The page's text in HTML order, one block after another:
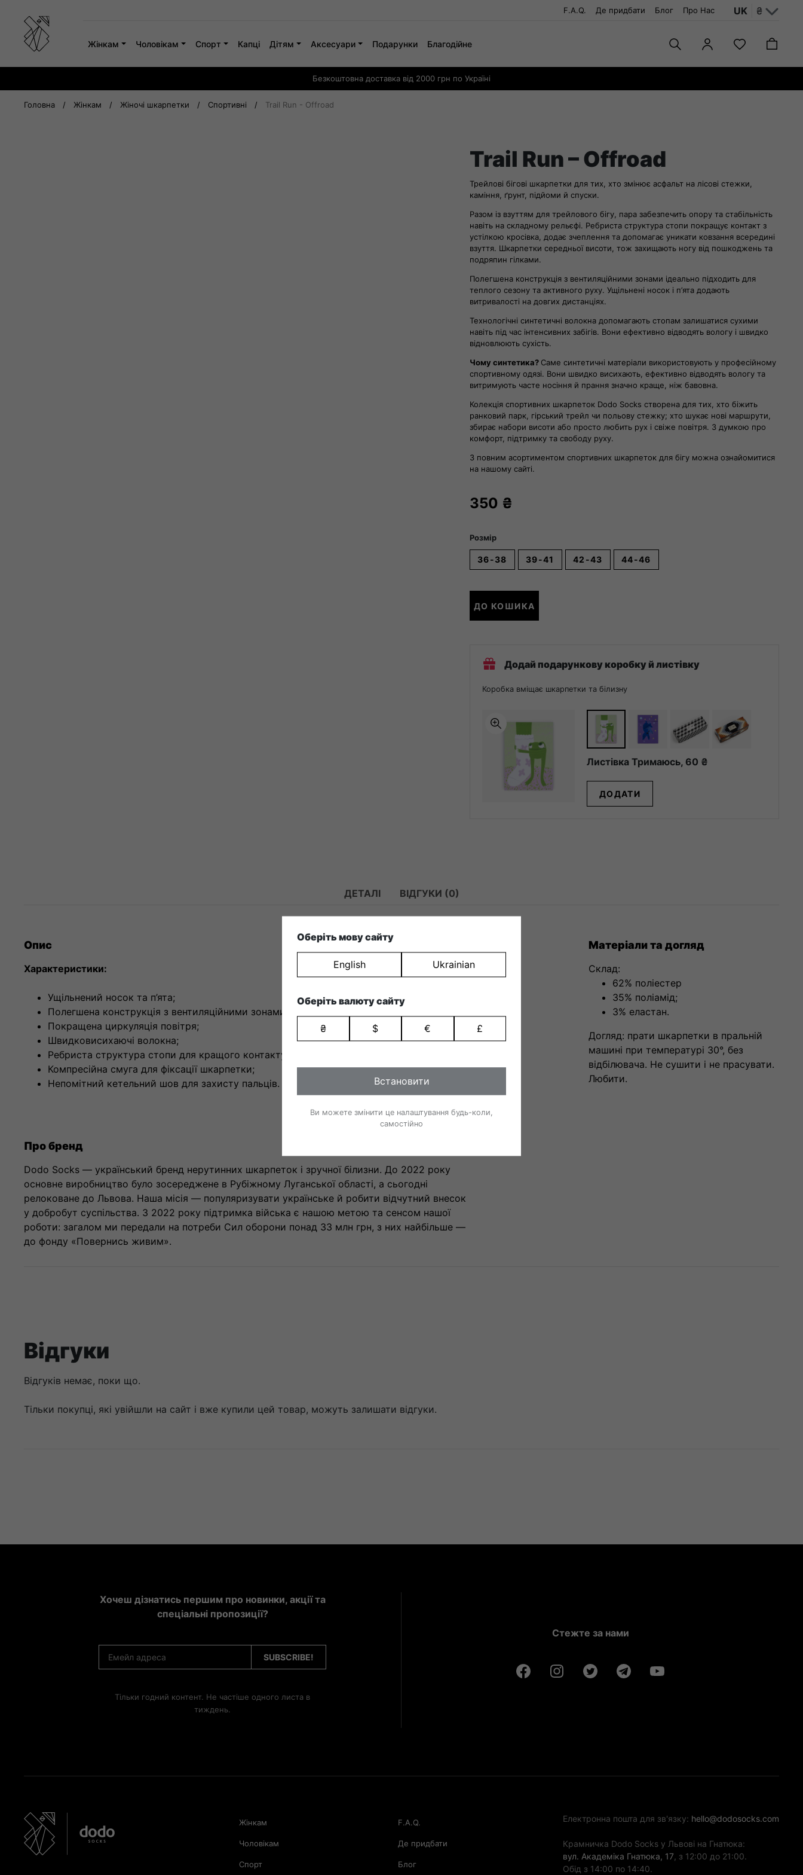
Оберіть мову сайту
English Ukrainian
Оберіть валюту сайту
₴ $ € £
Встановити
Ви можете змінити це налаштування будь-коли,
самостійно
content
F.A.Q. Де придбати Блог Про Нас UK ₴
Жінкам Чоловікам Спорт Капці Дітям Аксесуари Подарунки Благодійне
Безкоштовна доставка від 2000 грн по Україні
Головна / Жінкам / Жіночі шкарпетки / Спортивні / Trail Run - Offroad
Trail Run – Offroad
Трейлові бігові шкарпетки для тих, хто змінює асфальт на лісові стежки,
каміння, ґрунт, підйоми й спуски.
Разом із взуттям для трейлового бігу, пара забезпечить опору та стабільність
навіть на складному рельєфі. Ребриста структура стопи покращує контакт з
устілкою кросівка, додає зчеплення та допомагає уникати ковзання всередині
взуття. Шкарпетки середньої висоти, тож захищають ногу від пошкоджень та
подряпин гілками.
Полегшена конструкція з вентиляційними зонами ідеально підходить для
теплого сезону та активного руху. Ущільнені носок і п’ята додають
витривалості на довгих дистанціях.
Технологічні синтетичні волокна допомагають стопам залишатися сухими
навіть під час інтенсивних забігів. Вони ефективно відводять вологу і швидко
відновлюють сухість.
Чому синтетика? Саме синтетичні матеріали використовують у професійному
спортивному одязі. Вони швидко висихають, ефективно відводять вологу та
витримують часте носіння й прання значно краще, ніж бавовна.
Колекція спортивних шкарпеток Dodo Socks створена для тих, хто біжить
ранковий парк, гірський трейл чи польову стежку; хто шукає нові маршрути,
збирає набори висоти або просто любить рух і свіже повітря. З думкою про
комфорт, підтримку та свободу руху.
З повним асортиментом спортивних шкарпеток для бігу можна ознайомитися
на нашому сайті.
350 ₴
Розмір
36-38 39-41 42-43 44-46
Run
кількість
ДО КОШИКА
Додай подарункову коробку й листівку
Коробка вміщає шкарпетки та білизну
Листівка Тримаюсь, 60 ₴
ДОДАТИ
ДЕТАЛІ ВІДГУКИ (0)
Опис
Характеристики:
Ущільнений носок та п’ята;
Полегшена конструкція з вентиляційними зонами;
Покращена циркуляція повітря;
Швидковисихаючі волокна;
Ребриста структура стопи для кращого контакту з устілкою;
Компресійна смуга для фіксації шкарпетки;
Непомітний кетельний шов для захисту пальців.
Про бренд
Dodo Socks — український бренд нерутинних шкарпеток і зручної білизни. До 2022 року
основне виробництво було зосереджене в Рубіжному Луганської області, а сьогодні
релоковане до Львова. Наша місія — популяризувати українське й робити відчутний внесок
у добробут суспільства. З 2022 року підтримка війська є нашою метою та сенсом нашої
роботи: загалом ми передали на потреби Сил оборони понад 33 млн грн, з них найбільше —
до фонду «Повернись живим».
Матеріали та догляд
Склад:
62% поліестер
35% поліамід;
3% еластан.
Догляд: прати шкарпетки в пральній
машині при температурі 30°, без
відбілювача. Не сушити і не прасувати.
Любити.
Відгуки
Відгуків немає, поки що.
Тільки покупці, які увійшли на сайт і вже купили цей товар, можуть залишати відгуки.
Хочеш дізнатись першим про новинки, акції та
спеціальні пропозиції?
Тільки годний контент. Не частіше одного листа в
тиждень.
Стежте за нами
Жінкам
Чоловікам
Спорт
F.A.Q.
Де придбати
Блог
Електронна пошта для зв'язку: hello@dodosocks.com
Крамничка Dodo Socks у Львові на Гнатюка:
вул. Академіка Гнатюка, 17 , з 12:00 до 21:00.
Обід з 14:00 по 14:40.